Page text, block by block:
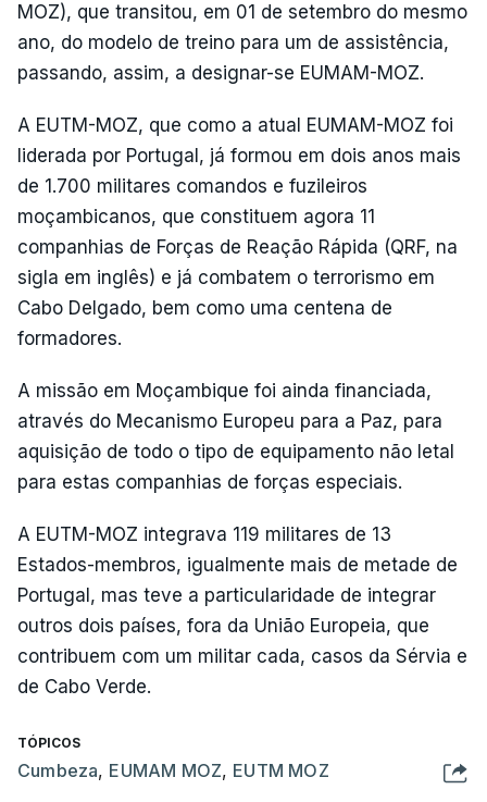
MOZ), que transitou, em 01 de setembro do mesmo
ano, do modelo de treino para um de assistência,
passando, assim, a designar-se EUMAM-MOZ.
A EUTM-MOZ, que como a atual EUMAM-MOZ foi
liderada por Portugal, já formou em dois anos mais
de 1.700 militares comandos e fuzileiros
moçambicanos, que constituem agora 11
companhias de Forças de Reação Rápida (QRF, na
sigla em inglês) e já combatem o terrorismo em
Cabo Delgado, bem como uma centena de
formadores.
A missão em Moçambique foi ainda financiada,
através do Mecanismo Europeu para a Paz, para
aquisição de todo o tipo de equipamento não letal
para estas companhias de forças especiais.
A EUTM-MOZ integrava 119 militares de 13
Estados-membros, igualmente mais de metade de
Portugal, mas teve a particularidade de integrar
outros dois países, fora da União Europeia, que
contribuem com um militar cada, casos da Sérvia e
de Cabo Verde.
TÓPICOS
Cumbeza, EUMAM MOZ, EUTM MOZ